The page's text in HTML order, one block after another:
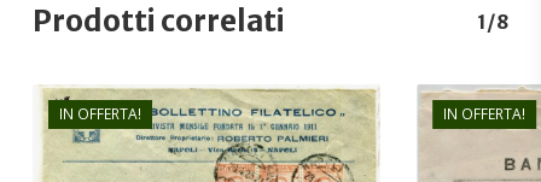
Prodotti correlati 1/8
IN OFFERTA!
€33,00
IN OFFERTA!